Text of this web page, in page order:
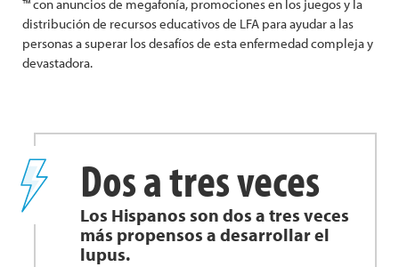
™ con anuncios de megafonía, promociones en los juegos y la
distribución de recursos educativos de LFA para ayudar a las
personas a superar los desafíos de esta enfermedad compleja y
devastadora.
Dos a tres veces
Los Hispanos son dos a tres veces
más propensos a desarrollar el
lupus.